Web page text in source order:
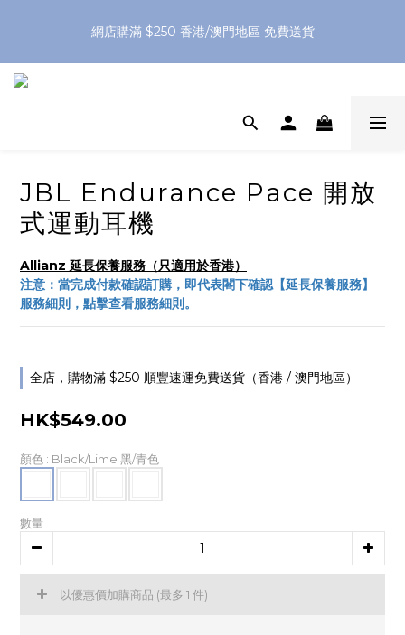
網店購滿 $250 香港/澳門地區 免費送貨
XPay（先買後付 免息分 3 期）- 新用戶首次消費滿 HK$100 即
JBL Endurance Pace 開放
式運動耳機
Allianz 延長保養服務（只適用於香港）
注意：當完成付款確認訂購，即代表閣下確認【延長保養服務】
服務細則，點擊查看服務細則。
全店，購物滿 $250 順豐速運免費送貨（香港 / 澳門地區）
HK$549.00
顏色 : Black/Lime 黑/青色
數量
以優惠價加購商品 (最多 1 件)